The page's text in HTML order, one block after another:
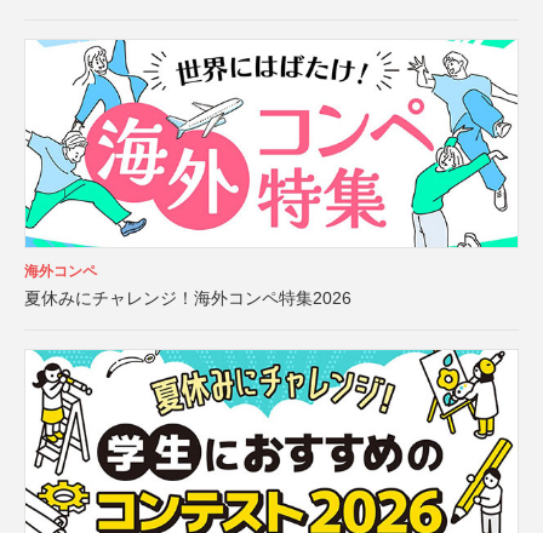
海外コンペ
夏休みにチャレンジ！海外コンペ特集2026